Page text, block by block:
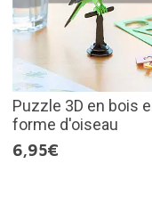
Puzzle 3D en bois
forme d'oiseau
6,95€